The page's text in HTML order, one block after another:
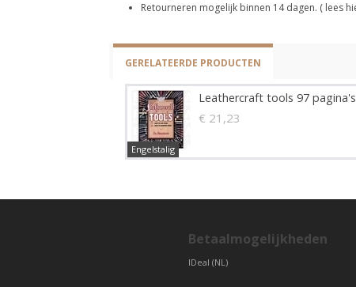
Retourneren mogelijk binnen 14 dagen. ( lees
GERELATEERDE PRODUCTEN
Leathercraft tools 97 pagina's
€ 21,23
Engelstalig
Betaalmogelijkheden
IDeal (NL)